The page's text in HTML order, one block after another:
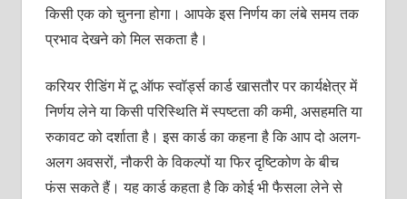
किसी एक को चुनना होगा। आपके इस निर्णय का लंबे समय तक
प्रभाव देखने को मिल सकता है।
करियर रीडिंग में टू ऑफ स्‍वॉर्ड्स कार्ड खासतौर पर कार्यक्षेत्र में
निर्णय लेने या किसी परिस्थिति में स्‍पष्‍टता की कमी, असहमति या
रुकावट को दर्शाता है। इस कार्ड का कहना है कि आप दो अलग-
अलग अवसरों, नौकरी के विकल्‍पों या फिर दृष्टिकोण के बीच
फंस सकते हैं। यह कार्ड कहता है कि कोई भी फैसला लेने से